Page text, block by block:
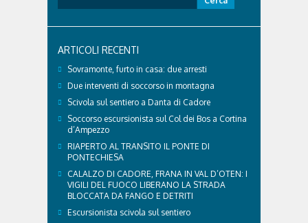
per:
ARTICOLI RECENTI
Sovramonte, furto in casa: due arresti
Due interventi di soccorso in montagna
Scivola sul sentiero a Danta di Cadore
Soccorso escursionista sul Col dei Bos a Cortina
d’Ampezzo
RIAPERTO AL TRANSITO IL PONTE DI
PONTECHIESA
CALALZO DI CADORE, FRANA IN VAL D’OTEN: I
VIGILI DEL FUOCO LIBERANO LA STRADA
BLOCCATA DA FANGO E DETRITI
Escursionista scivola sul sentiero